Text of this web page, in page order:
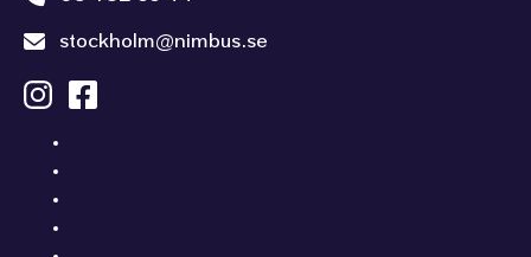
stockholm@nimbus.se